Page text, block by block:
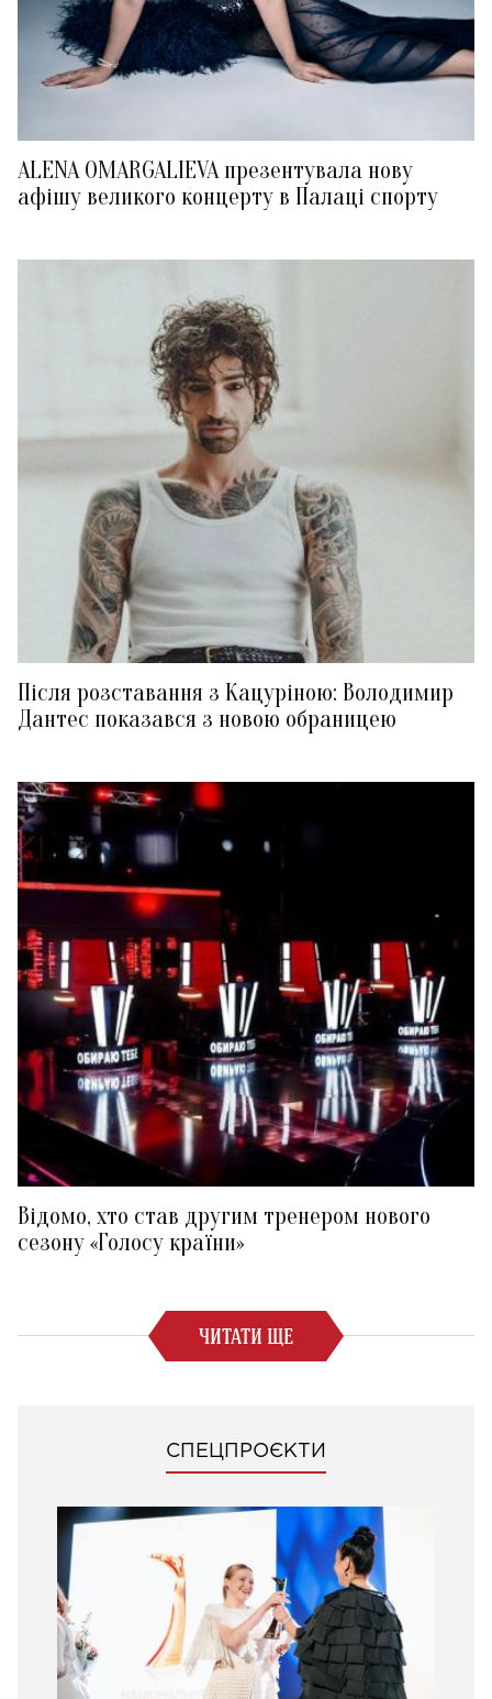
ALENA OMARGALIEVA презентувала нову
афішу великого концерту в Палаці спорту
Після розставання з Кацуріною: Володимир
Дантес показався з новою обраницею
Відомо, хто став другим тренером нового
сезону «Голосу країни»
ЧИТАТИ ЩЕ
СПЕЦПРОЄКТИ